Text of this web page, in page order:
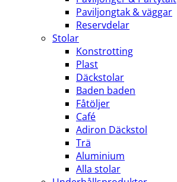
Paviljongtak & väggar
Reservdelar
Stolar
Konstrotting
Plast
Däckstolar
Baden baden
Fåtöljer
Café
Adiron Däckstol
Trä
Aluminium
Alla stolar